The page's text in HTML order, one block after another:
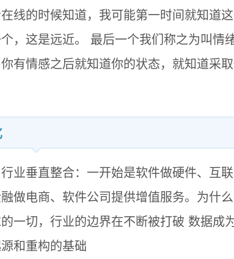
线的时候知道，我可能第一时间就知道这
，这是远近。 最后一个我们称之为叫情
有情感之后就知道你的状态，就知道采
业垂直整合：一开始是软件做硬件、互
做电商、软件公司提供增值服务。为什
一切，行业的边界在不断被打破 数据成
和重构的基础